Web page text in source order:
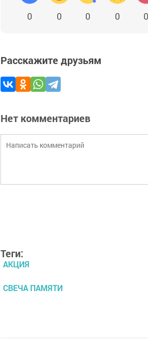
0 0 0 0 0
Расскажите друзьям
Нет комментариев
Теги:
АКЦИЯ
СВЕЧА ПАМЯТИ